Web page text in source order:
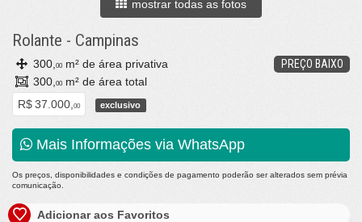
mostrar todas as fotos
Rolante - Campinas
PREÇO BAIXO
300, 00 m² de área privativa
300, 00 m² de área total
R$ 37.000, 00 exclusivo
Mais Informações via WhatsApp
Os preços, disponibilidades e condições de pagamento poderão ser alterados sem prévia
comunicação.
Adicionar aos Favoritos